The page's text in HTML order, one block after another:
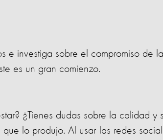
e investiga sobre el compromiso de
es un gran comienzo.
¿Tienes dudas sobre la calidad y
lo produjo. Al usar las redes